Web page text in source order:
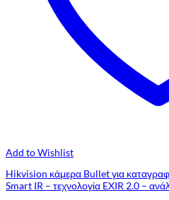
Add to Wishlist
Hikvision κάμερα Bullet για
Smart IR – τεχνολογία EXIR 2.0 –